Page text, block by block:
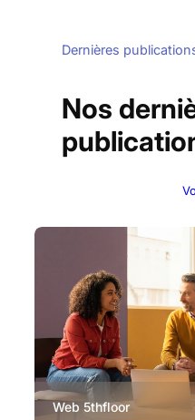
Dernières
Nos
Web 5thfloor